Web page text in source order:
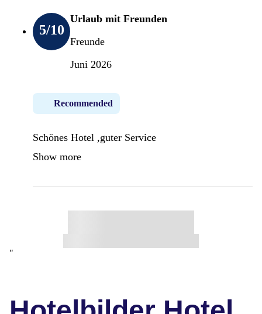
5/10
Urlaub mit Freunden
Freunde
Juni 2026
Recommended
Schönes Hotel ,guter Service
Show more
"